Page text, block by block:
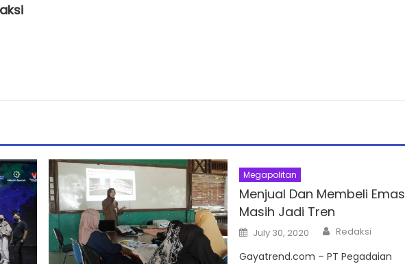
Megapolitan
Menjual Dan Membeli Emas
Masih Jadi Tren
Posted
on
July 30, 2020 Author
Redaksi
Gayatrend.com – PT Pegadaian